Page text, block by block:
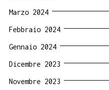
Marzo 2024
Febbraio 2024
Gennaio 2024
Dicembre 2023
Novembre 2023